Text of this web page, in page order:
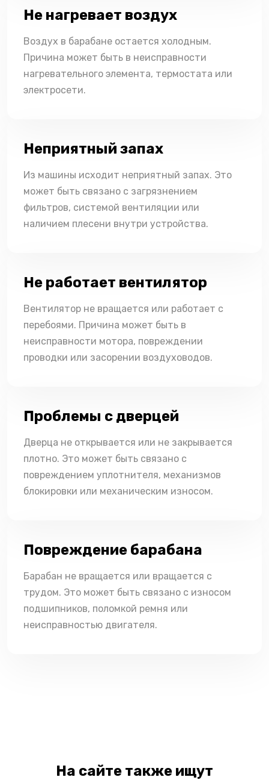
Не нагревает воздух
Воздух в барабане остается холодным.
Причина может быть в неисправности
нагревательного элемента, термостата или
электросети.
Неприятный запах
Из машины исходит неприятный запах. Это
может быть связано с загрязнением
фильтров, системой вентиляции или
наличием плесени внутри устройства.
Не работает вентилятор
Вентилятор не вращается или работает с
перебоями. Причина может быть в
неисправности мотора, повреждении
проводки или засорении воздуховодов.
Проблемы с дверцей
Дверца не открывается или не закрывается
плотно. Это может быть связано с
повреждением уплотнителя, механизмов
блокировки или механическим износом.
Повреждение барабана
Барабан не вращается или вращается с
трудом. Это может быть связано с износом
подшипников, поломкой ремня или
неисправностью двигателя.
На сайте также ищут